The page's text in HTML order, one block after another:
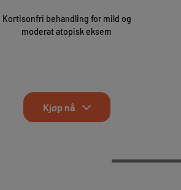
Kortisonfri behandling for mild og
moderat atopisk eksem
Kjøp nå